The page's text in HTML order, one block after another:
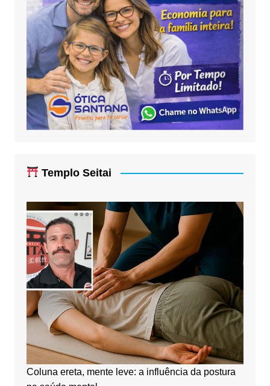
Templo Seitai
Coluna ereta, mente leve: a influência da postura